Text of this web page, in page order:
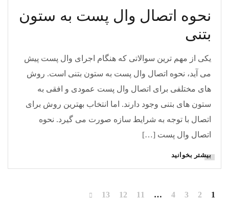
نحوه اتصال وال پست به ستون
بتنی
یکی از مهم ترین سوالاتی که هنگام اجرای وال پست پیش
می آید، نحوه اتصال وال پست به ستون بتنی است. روش
های مختلفی برای اتصال وال پست عمودی و افقی به
ستون های بتنی وجود دارند. اما انتخاب بهترین روش برای
اتصال با توجه به شرایط سازه صورت می گیرد. نحوه
اتصال وال پست […]
بیشتر بخوانید
1
2
3
4
…
11
12
13